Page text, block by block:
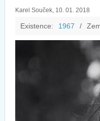
Karel Souček, 10. 01. 2018
Existence: 1967 /